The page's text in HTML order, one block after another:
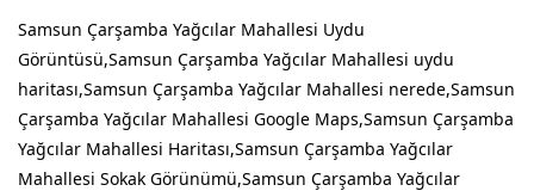
Samsun Çarşamba Yağcılar Mahallesi Uydu
Görüntüsü,Samsun Çarşamba Yağcılar Mahallesi uydu
haritası,Samsun Çarşamba Yağcılar Mahallesi nerede,Samsun
Çarşamba Yağcılar Mahallesi Google Maps,Samsun Çarşamba
Yağcılar Mahallesi Haritası,Samsun Çarşamba Yağcılar
Mahallesi Sokak Görünümü,Samsun Çarşamba Yağcılar